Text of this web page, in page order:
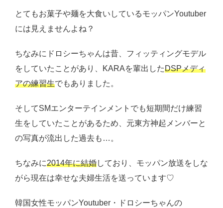
とてもお菓子や麺を大食いしているモッパンYoutuber
には見えませんよね？
ちなみにドロシーちゃんは昔、フィッティングモデル
をしていたことがあり、KARAを輩出したDSPメディ
アの練習生でもありました。
そしてSMエンターテインメントでも短期間だけ練習
生をしていたことがあるため、元東方神起メンバーと
の写真が流出した過去も…。
ちなみに2014年に結婚しており、モッパン放送をしな
がら現在は幸せな夫婦生活を送っています♡
韓国女性モッパンYoutuber・ドロシーちゃんの